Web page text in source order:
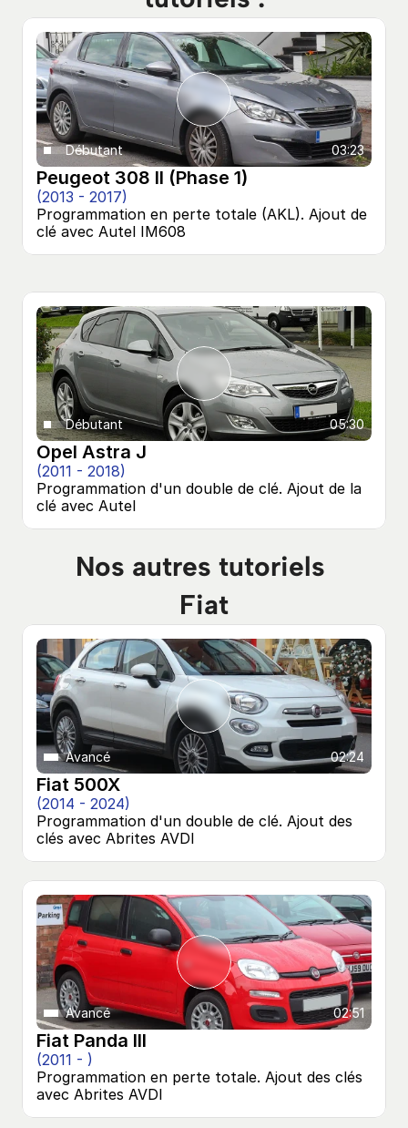
03:23
Débutant
Peugeot 308 II (Phase 1)
(2013 - 2017)
Programmation en perte totale (AKL). Ajout de
clé avec Autel IM608
05:30
Débutant
Opel Astra J
(2011 - 2018)
Programmation d'un double de clé. Ajout de la
clé avec Autel
Nos autres tutoriels
Fiat
02:24
Avancé
Fiat 500X
(2014 - 2024)
Programmation d'un double de clé. Ajout des
clés avec Abrites AVDI
02:51
Avancé
Fiat Panda III
(2011 - )
Programmation en perte totale. Ajout des clés
avec Abrites AVDI